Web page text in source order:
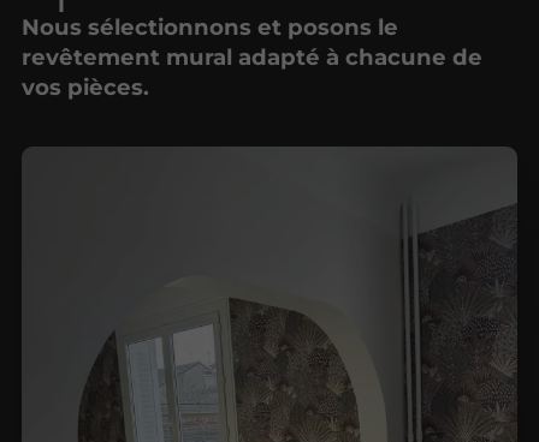
Nous sélectionnons et posons le
revêtement mural adapté à chacune de
vos pièces.